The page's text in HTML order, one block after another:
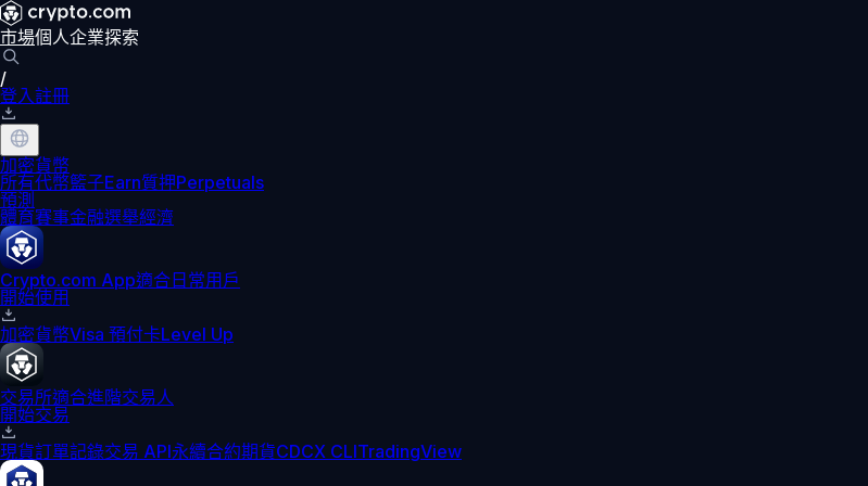
市場個人企業探索
/
登入註冊
加密貨幣
所有代幣籃子Earn質押Perpetuals
預測
體育賽事金融選舉經濟
Crypto.com App適合日常用戶
開始使用
加密貨幣Visa 預付卡Level Up
交易所適合進階交易人
開始交易
現貨訂單記錄交易 API永續合約期貨CDCX CLITradingView